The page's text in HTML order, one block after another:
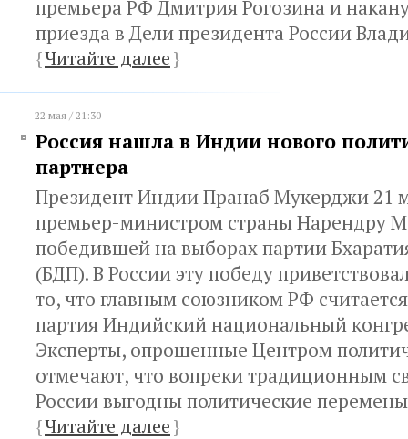
премьера РФ Дмитрия Рогозина и
приезда в Дели президента России
{Читайте далее}
22 мая / 21:30
Россия нашла в Индии нового
партнера
Президент Индии Пранаб Мукерджи 21
премьер-министром страны Нарендру
победившей на выборах партии
(БДП). В России эту победу
то, что главным союзником РФ
партия Индийский национальный
Эксперты, опрошенные Центром
отмечают, что вопреки традиционным
России выгодны политические
{Читайте далее}